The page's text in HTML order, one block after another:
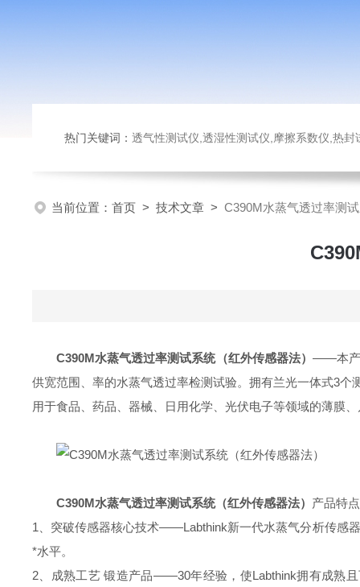
热门关键词： 透气性测试仪,透湿性测试仪,摩擦系数仪,热封试验仪,
当前位置： 首页 > 技术文章 > C390M水蒸气透过率测
C390M水蒸气透过率测试系统（红外传感器法） ——本产
供宽范围、率的水蒸气透过率检测试验。拥有兰光一体式3
用于食品、药品、器械、日用化学、光伏电子等领域的薄膜
C390M水蒸气透过率测试系统（红外传感器法） 产品特
1、突破传感器核心技术——Labthink新一代水蒸气分析传感
*水平。
2、成熟工艺 锻造产品——30年经验，使Labthink拥有成熟